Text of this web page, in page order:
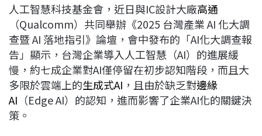
b
o
o
k
a
d
s
e
d
I
n
L
i
n
k
人工智慧科技基金會，近日與IC設計大廠高通
（Qualcomm）共同舉辦《2025 台灣產業 AI 化大調
查暨 AI 落地指引》論壇，會中發布的「AI化大調查報
告」顯示，台灣企業導入人工智慧（AI）的進展緩
慢，約七成企業對AI僅停留在初步認知階段，而且大
多限於雲端上的生成式AI ，且由於缺乏對邊緣
AI （Edge AI）的認知，進而影響了企業AI化的關鍵決
策。